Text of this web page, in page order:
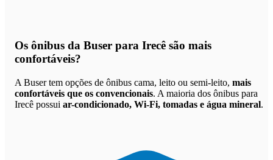
Os ônibus da Buser para Irecê são mais
confortáveis?
A Buser tem opções de ônibus cama, leito ou semi-leito, mais
confortáveis que os convencionais. A maioria dos ônibus para
Irecê possui ar-condicionado, Wi-Fi, tomadas e água mineral.